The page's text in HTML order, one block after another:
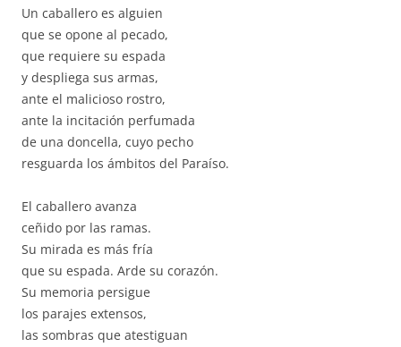
Un caballero es alguien
que se opone al pecado,
que requiere su espada
y despliega sus armas,
ante el malicioso rostro,
ante la incitación perfumada
de una doncella, cuyo pecho
resguarda los ámbitos del Paraíso.
El caballero avanza
ceñido por las ramas.
Su mirada es más fría
que su espada. Arde su corazón.
Su memoria persigue
los parajes extensos,
las sombras que atestiguan